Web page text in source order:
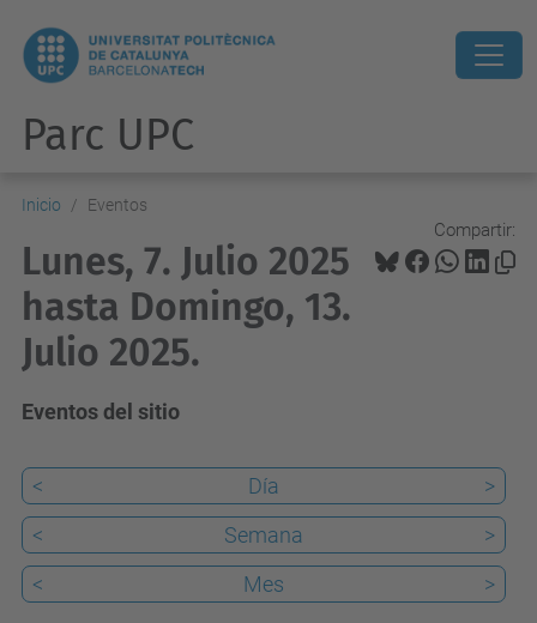
Parc UPC
Inicio Eventos
Compartir:
Lunes, 7. Julio 2025
hasta Domingo, 13.
Julio 2025.
Eventos del sitio
< Día
>
<
Semana
>
<
Mes >